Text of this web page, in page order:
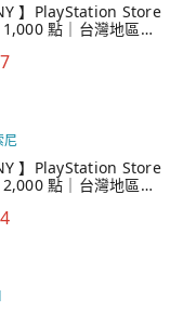
】PlayStation Store
點｜台灣地區專
尼
】PlayStation Store
點｜台灣地區專